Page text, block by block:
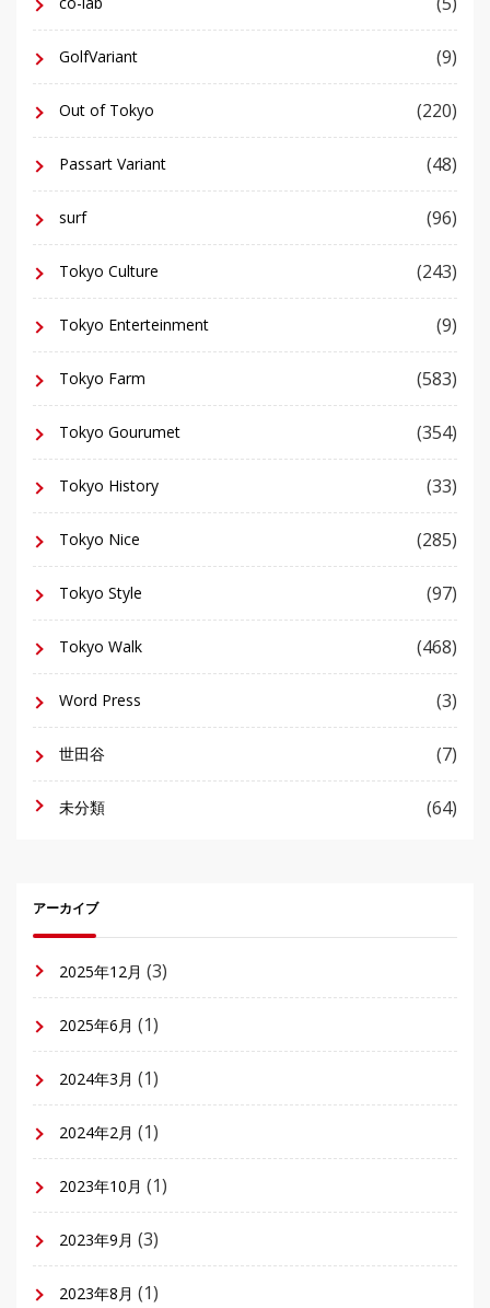
GolfVariant (9)
Out of Tokyo (220)
Passart Variant (48)
surf (96)
Tokyo Culture (243)
Tokyo Enterteinment (9)
Tokyo Farm (583)
Tokyo Gourumet (354)
Tokyo History (33)
Tokyo Nice (285)
Tokyo Style (97)
Tokyo Walk (468)
Word Press (3)
世田谷 (7)
未分類 (64)
アーカイブ
2025年12月 (3)
2025年6月 (1)
2024年3月 (1)
2024年2月 (1)
2023年10月 (1)
2023年9月 (3)
2023年8月 (1)